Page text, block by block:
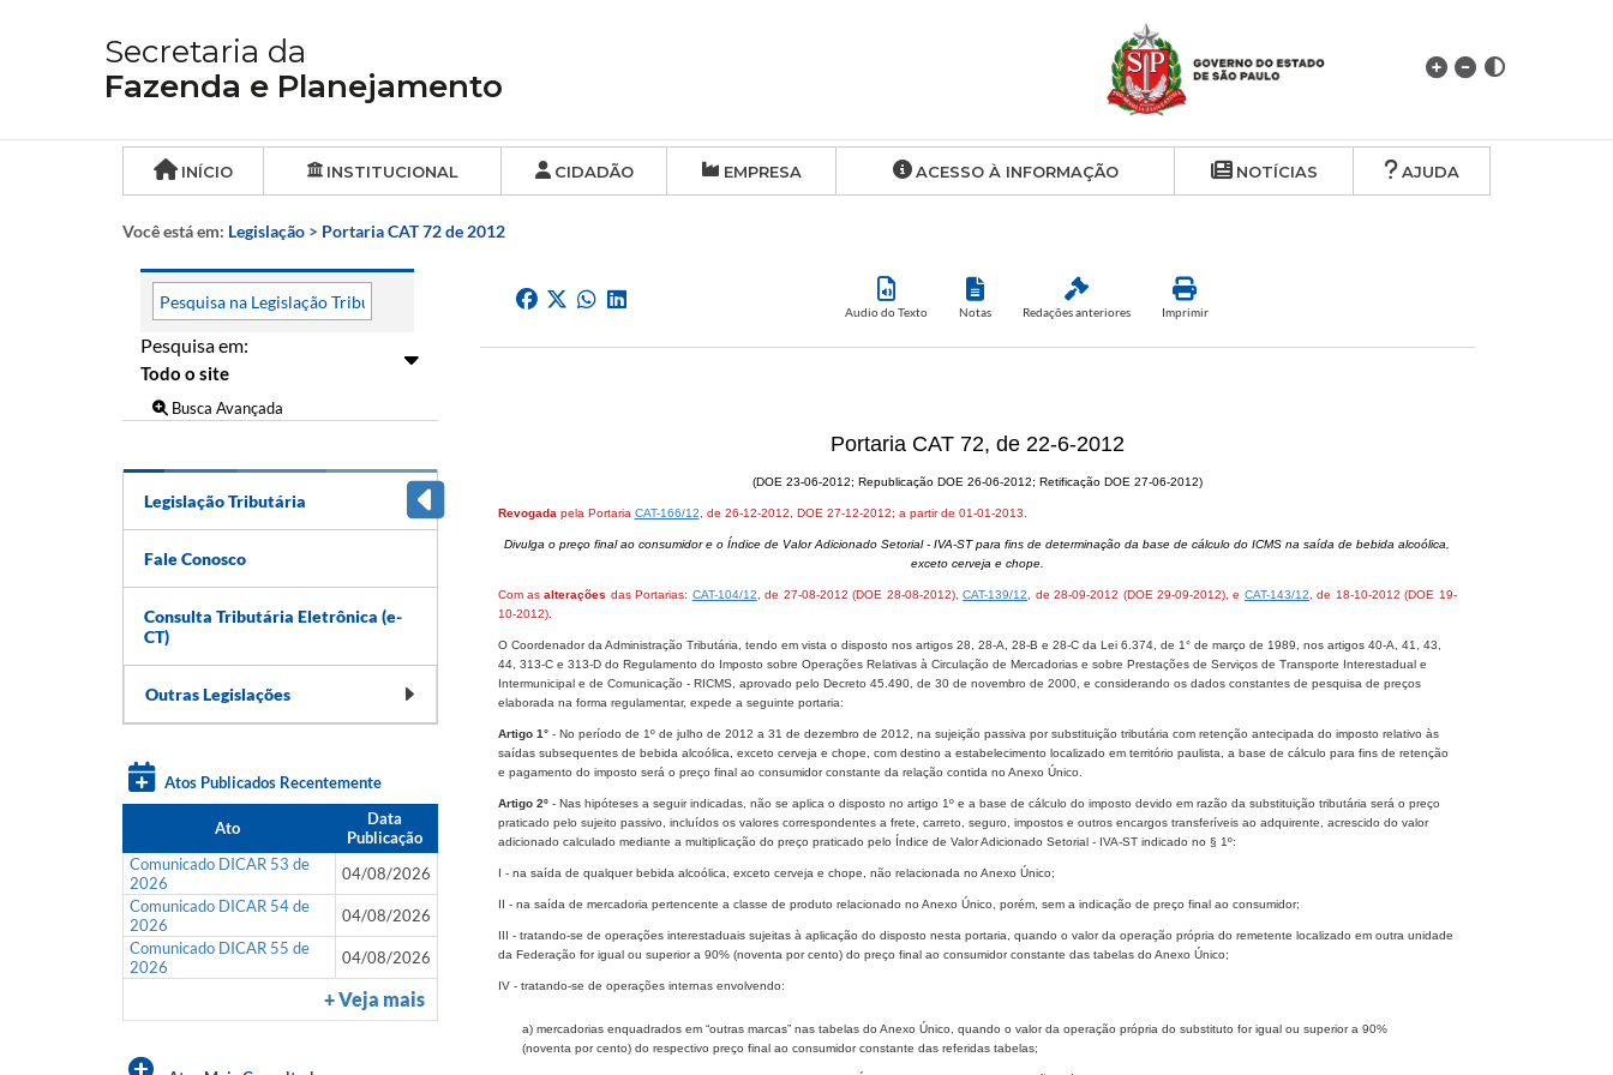
Secretaria da
Fazenda e Planejamento
INÍCIO INSTITUCIONAL CIDADÃO EMPRESA ACESSO À INFORMAÇÃO NOTÍCIAS AJUDA
Você está em: Legislação > Portaria CAT 72 de 2012
Pesquisa em:
Busca Avançada
Legislação Tributária
Fale Conosco
Consulta Tributária Eletrônica (e-
CT)
Outras Legislações
Atos Publicados Recentemente
Ato
Data
Publicação
Comunicado DICAR 53 de
2026
04/08/2026
Comunicado DICAR 54 de
2026
04/08/2026
Comunicado DICAR 55 de
2026
04/08/2026
+ Veja mais
Audio do Texto Notas Redações anteriores Imprimir
Portaria CAT 72, de 22-6-2012
(DOE 23-06-2012; Republicação DOE 26-06-2012; Retificação DOE 27-06-2012)
Revogada pela Portaria CAT-166/12 , de 26-12-2012, DOE 27-12-2012; a partir de 01-01-2013.
Divulga o preço final ao consumidor e o Índice de Valor Adicionado Setorial - IVA-ST para fins de determinação da base de cálculo do ICMS na saída de bebida alcoólica,
exceto cerveja e chope.
Com asalterações das Portarias: CAT-104/12 , de 27-08-2012 (DOE 28-08-2012),CAT-139/12 , de 28-09-2012 (DOE 29-09-2012), e CAT-143/12 , de 18-10-2012 (DOE 19-
10-2012).
O Coordenador da Administração Tributária, tendo em vista o disposto nos artigos 28, 28-A, 28-B e 28-C da Lei 6.374, de 1° de março de 1989, nos artigos 40-A, 41, 43,
44, 313-C e 313-D do Regulamento do Imposto sobre Operações Relativas à Circulação de Mercadorias e sobre Prestações de Serviços de Transporte Interestadual e
Intermunicipal e de Comunicação - RICMS, aprovado pelo Decreto 45.490, de 30 de novembro de 2000, e considerando os dados constantes de pesquisa de preços
elaborada na forma regulamentar, expede a seguinte portaria:
Artigo 1°- No período de 1º de julho de 2012 a 31 de dezembro de 2012, na sujeição passiva por substituição tributária com retenção antecipada do imposto relativo às
saídas subsequentes de bebida alcoólica, exceto cerveja e chope, com destino a estabelecimento localizado em território paulista, a base de cálculo para fins de retenção
e pagamento do imposto será o preço final ao consumidor constante da relação contida no Anexo Único.
Artigo 2º - Nas hipóteses a seguir indicadas, não se aplica o disposto no artigo 1º e a base de cálculo do imposto devido em razão da substituição tributária será o preço
praticado pelo sujeito passivo, incluídos os valores correspondentes a frete, carreto, seguro, impostos e outros encargos transferíveis ao adquirente, acrescido do valor
adicionado calculado mediante a multiplicação do preço praticado pelo Índice de Valor Adicionado Setorial - IVA-ST indicado no § 1º:
I - na saída de qualquer bebida alcoólica, exceto cerveja e chope, não relacionada no Anexo Único;
II - na saída de mercadoria pertencente a classe de produto relacionado no Anexo Único, porém, sem a indicação de preço final ao consumidor;
III - tratando-se de operações interestaduais sujeitas à aplicação do disposto nesta portaria, quando o valor da operação própria do remetente localizado em outra unidade
da Federação for igual ou superior a 90% (noventa por cento) do preço final ao consumidor constante das tabelas do Anexo Único;
IV - tratando-se de operações internas envolvendo:
a) mercadorias enquadrados em “outras marcas” nas tabelas do Anexo Único, quando o valor da operação própria do substituto for igual ou superior a 90%
(noventa por cento) do respectivo preço final ao consumidor constante das referidas tabelas;